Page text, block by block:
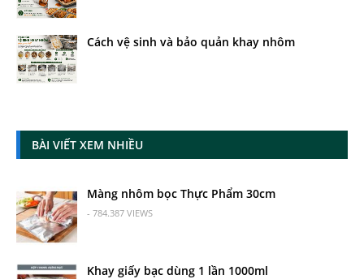
Cách vệ sinh và bảo quản khay nhôm
BÀI VIẾT XEM NHIỀU
Màng nhôm bọc Thực Phẩm 30cm
- 784.387 VIEWS
Khay giấy bạc dùng 1 lần 1000ml